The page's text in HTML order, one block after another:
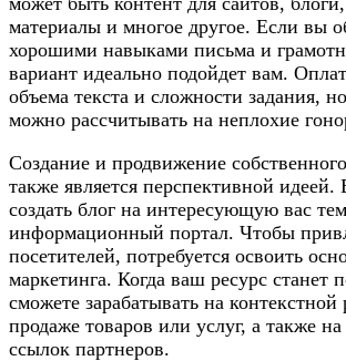
материалы и многое другое. Если вы
хорошими навыками письма и
вариант идеально подойдет вам.
объема текста и сложности задания,
можно рассчитывать на неплохие
Создание и продвижение
также является перспективной
создать блог на интересующую вас
информационный портал. Чтобы
посетителей, потребуется освоить
маркетинга. Когда ваш ресурс станет
сможете зарабатывать на контекстной
продаже товаров или услуг, а также
ссылок партнеров.